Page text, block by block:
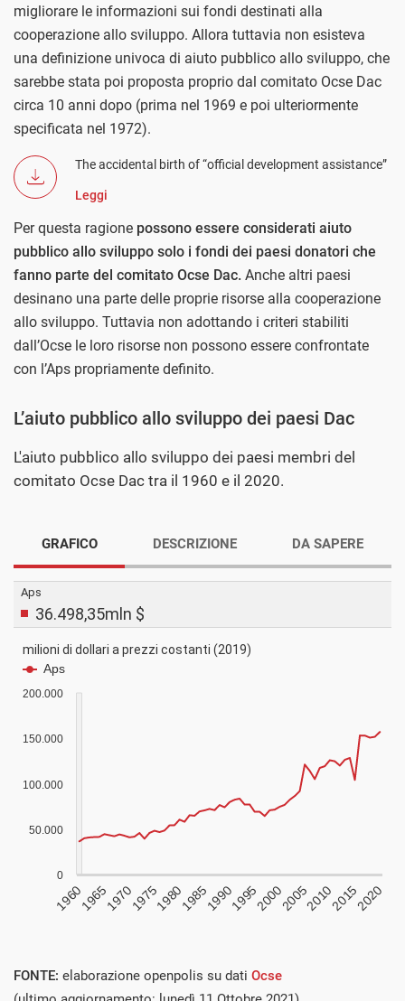
migliorare le informazioni sui fondi destinati alla
cooperazione allo sviluppo. Allora tuttavia non esisteva
una definizione univoca di aiuto pubblico allo sviluppo, che
sarebbe stata poi proposta proprio dal comitato Ocse Dac
circa 10 anni dopo (prima nel 1969 e poi ulteriormente
specificata nel 1972).
The accidental birth of “official development assistance”
Leggi
Per questa ragione possono essere considerati aiuto
pubblico allo sviluppo solo i fondi dei paesi donatori che
fanno parte del comitato Ocse Dac. Anche altri paesi
desinano una parte delle proprie risorse alla cooperazione
allo sviluppo. Tuttavia non adottando i criteri stabiliti
dall’Ocse le loro risorse non possono essere confrontate
con l’Aps propriamente definito.
L’aiuto pubblico allo sviluppo dei paesi Dac
L'aiuto pubblico allo sviluppo dei paesi membri del
comitato Ocse Dac tra il 1960 e il 2020.
GRAFICO DESCRIZIONE DA SAPERE
FONTE: elaborazione openpolis su dati Ocse